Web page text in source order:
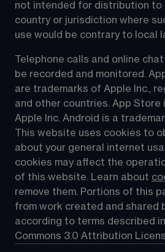
not intended for distribution to
country or jurisdiction where
use would be contrary to local
Telephone calls and online
be recorded and monitored.
are trademarks of Apple Inc.,
and other countries. App Store
Apple Inc. Android is a
This website uses cookies to
about your general internet
cookies may affect the
of this website. Learn about
remove them. Portions of this
from work created and shared
according to terms described
Commons 3.0 Attribution